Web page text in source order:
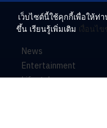
News
Entertainment
Lifestyle
เว็บไซต์นี้ใช้คุกกี้เพื่อให้ท่
ขึ้น เรียนรู้เพิ่มเติม เงื่อนไ